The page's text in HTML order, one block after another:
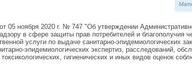
05 ноября 2020 г. № 747 "Об утверждении
в сфере защиты прав потребителей и благополучия
услуги по выдаче санитарно-эпидемиологических
эпидемиологических экспертиз, расследований,
гигиенических и иных видов оценок